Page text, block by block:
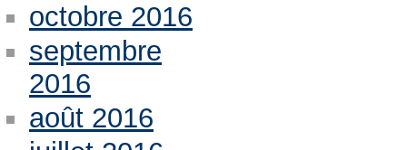
octobre 2016
septembre
2016
août 2016